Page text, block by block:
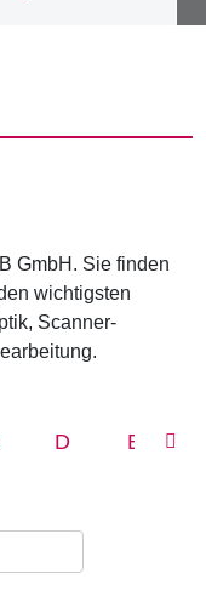
GmbH. Sie finden
wichtigsten
Scanner-
D E